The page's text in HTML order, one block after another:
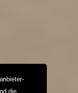
die